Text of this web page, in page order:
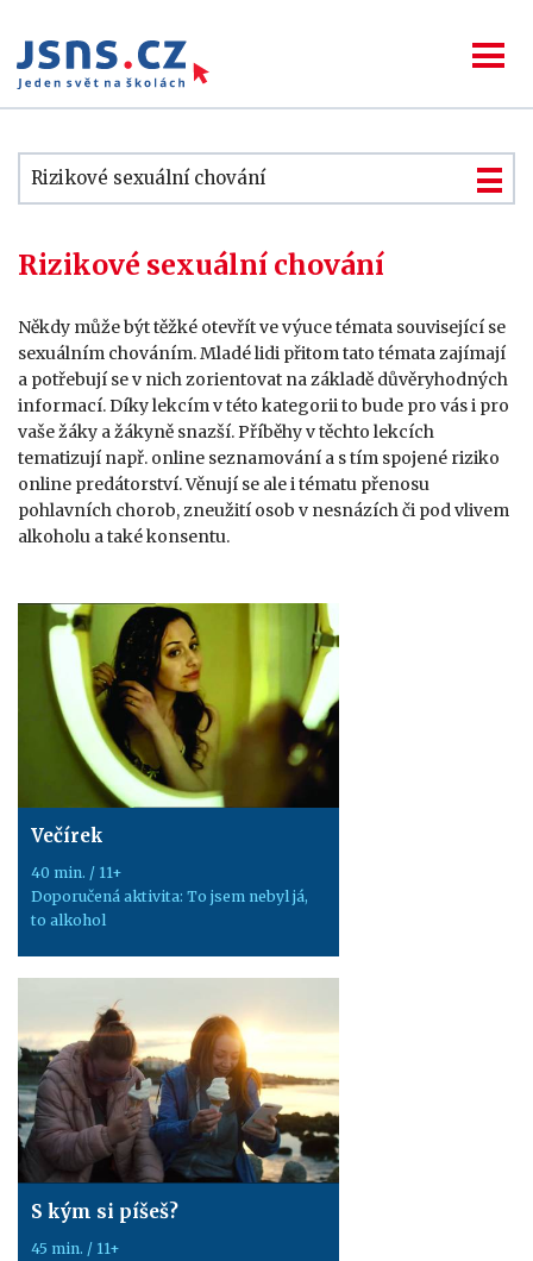
Rizikové sexuální chování
Rizikové sexuální chování
Někdy může být těžké otevřít ve výuce témata související se
sexuálním chováním. Mladé lidi přitom tato témata zajímají
a potřebují se v nich zorientovat na základě důvěryhodných
informací. Díky lekcím v této kategorii to bude pro vás i pro
vaše žáky a žákyně snazší. Příběhy v těchto lekcích
tematizují např. online seznamování a s tím spojené riziko
online predátorství. Věnují se ale i tématu přenosu
pohlavních chorob, zneužití osob v nesnázích či pod vlivem
alkoholu a také konsentu.
Večírek
40 min. / 11+
Doporučená aktivita: To jsem nebyl já,
to alkohol
S kým si píšeš?
45 min. / 11+